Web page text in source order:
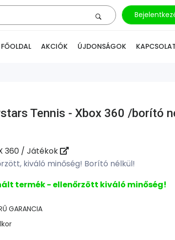
FŐOLDAL AKCIÓK ÚJDONSÁGOK
Tennis - Xbox 360 /borító
360 / Játékok
kiváló minőség! Borító nélkül!
termék - ellenőrzött kiváló minőség!
GARANCIA